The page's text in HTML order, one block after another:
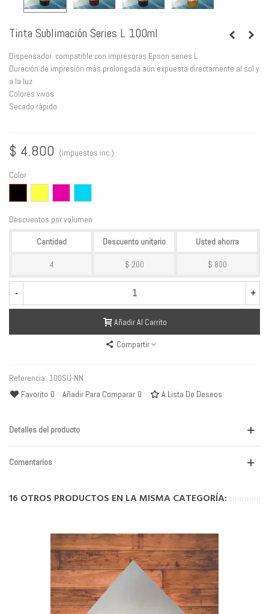
Tinta Sublimación Series L 100ml
Dispensador compatible con impresoras Epson series L
Duración de impresión más prolongada aún expuesta directamente al sol y
a la luz
Colores vivos
Secado rápido
$ 4.800 (impuestos inc.)
Color
Descuentos por volumen
Cantidad Descuento unitario Usted ahorra
4 $ 200 $ 800
- +
Añadir Al Carrito
Compartir
Referencia: 100SU-NN
Favorito 0 Añadir Para Comparar 0 A Lista De Deseos
Detalles del producto
Comentarios
16 OTROS PRODUCTOS EN LA MISMA CATEGORÍA: